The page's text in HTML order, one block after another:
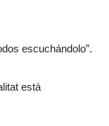
escuchándolo”.
está